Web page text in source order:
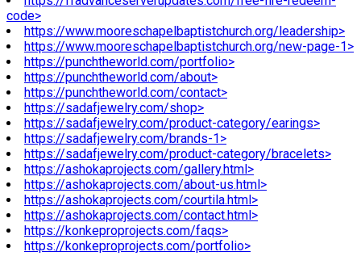
code>
https://www.mooreschapelbaptistchurch.org/leadership>
https://www.mooreschapelbaptistchurch.org/new-page-1>
https://punchtheworld.com/portfolio>
https://punchtheworld.com/about>
https://punchtheworld.com/contact>
https://sadafjewelry.com/shop>
https://sadafjewelry.com/product-category/earings>
https://sadafjewelry.com/brands-1>
https://sadafjewelry.com/product-category/bracelets>
https://ashokaprojects.com/gallery.html>
https://ashokaprojects.com/about-us.html>
https://ashokaprojects.com/courtila.html>
https://ashokaprojects.com/contact.html>
https://konkeproprojects.com/faqs>
https://konkeproprojects.com/portfolio>